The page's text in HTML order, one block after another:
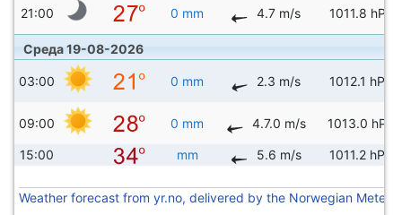
21:00 0 mm 4.7 m/s 1011.8 hPa
Среда 19-08-2026
03:00 0 mm 2.3 m/s 1012.1 hPa
09:00 0 mm 4.7.0 m/s 1013.0 hPa
15:00 mm 5.6 m/s 1011.2 hPa
Weather forecast from yr.no, delivered by the Norwegian